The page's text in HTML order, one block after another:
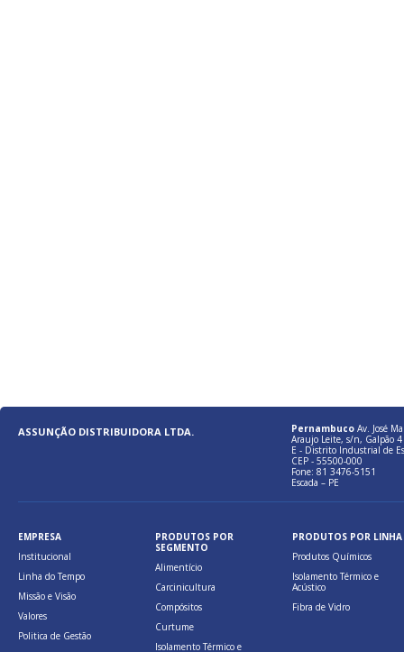
ASSUNÇÃO DISTRIBUIDORA LTDA. Pernambuco Av. José
Araujo Leite, s/n, Galpão 4
E - Distrito Industrial de
CEP - 55500-000
Fone: 81 3476-5151
Escada – PE
EMPRESA
Institucional
Linha do Tempo
Missão e Visão
Valores
Politica de Gestão
PRODUTOS POR
SEGMENTO
Alimentício
Carcinicultura
Compósitos
Curtume
Isolamento Térmico e
PRODUTOS POR LINHA
Produtos Químicos
Isolamento Térmico e
Acústico
Fibra de Vidro